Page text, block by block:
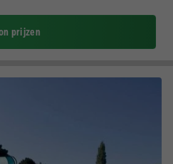
prijzen